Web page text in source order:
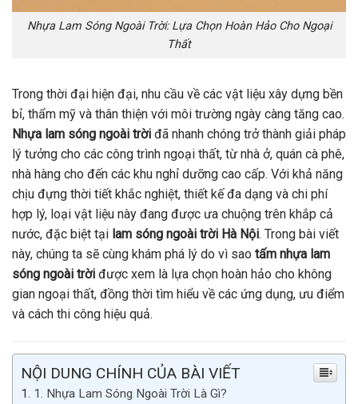
Nhựa Lam Sóng Ngoài Trời: Lựa Chọn Hoàn Hảo Cho Ngoại
Thất
Trong thời đại hiện đại, nhu cầu về các vật liệu xây dựng bền
bỉ, thẩm mỹ và thân thiện với môi trường ngày càng tăng cao.
Nhựa lam sóng ngoài trời đã nhanh chóng trở thành giải pháp
lý tưởng cho các công trình ngoại thất, từ nhà ở, quán cà phê,
nhà hàng cho đến các khu nghỉ dưỡng cao cấp. Với khả năng
chịu đựng thời tiết khắc nghiệt, thiết kế đa dạng và chi phí
hợp lý, loại vật liệu này đang được ưa chuộng trên khắp cả
nước, đặc biệt tại lam sóng ngoài trời Hà Nội. Trong bài viết
này, chúng ta sẽ cùng khám phá lý do vì sao tấm nhựa lam
sóng ngoài trời được xem là lựa chọn hoàn hảo cho không
gian ngoại thất, đồng thời tìm hiểu về các ứng dụng, ưu điểm
và cách thi công hiệu quả.
NỘI DUNG CHÍNH CỦA BÀI VIẾT
1. Nhựa Lam Sóng Ngoài Trời Là Gì?